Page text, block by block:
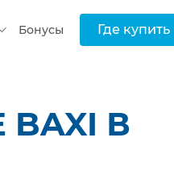
Бонусы Где купить
В